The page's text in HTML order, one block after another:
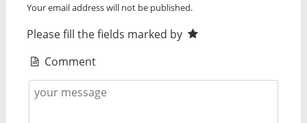
Your email address will not be published.
Please fill the fields marked by
Comment